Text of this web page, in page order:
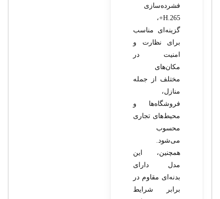
فشرده‌سازی
H.265+،
گزینه‌ای مناسب
برای نظارت و
امنیت در
مکان‌های
مختلف از جمله
منازل،
فروشگاه‌ها و
محیط‌های تجاری
محسوب
می‌شود.
همچنین، این
مدل دارای
بدنه‌ای مقاوم در
برابر شرایط